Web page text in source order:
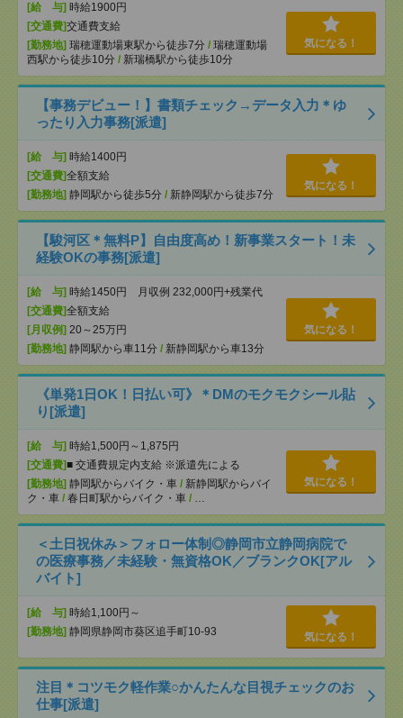
[給 与] 時給1900円
[交通費]交通費支給
[勤務地] 瑞穂運動場東駅から徒歩7分 / 瑞穂運動場
西駅から徒歩10分 / 新瑞橋駅から徒歩10分
気になる！
【事務デビュー！】書類チェック→データ入力＊ゆ
ったり入力事務[派遣]
[給 与] 時給1400円
[交通費]全額支給
[勤務地] 静岡駅から徒歩5分 / 新静岡駅から徒歩7分
気になる！
【駿河区＊無料P】自由度高め！新事業スタート！未
経験OKの事務[派遣]
[給 与] 時給1450円 月収例 232,000円+残業代
[交通費]全額支給
[月収例] 20～25万円
[勤務地] 静岡駅から車11分 / 新静岡駅から車13分
気になる！
《単発1日OK！日払い可》＊DMのモクモクシール貼
り[派遣]
[給 与] 時給1,500円～1,875円
[交通費]■ 交通費規定内支給 ※派遣先による
[勤務地] 静岡駅からバイク・車 / 新静岡駅からバイ
ク・車 / 春日町駅からバイク・車 / …
気になる！
＜土日祝休み＞フォロー体制◎静岡市立静岡病院で
の医療事務／未経験・無資格OK／ブランクOK[アル
バイト]
[給 与] 時給1,100円～
[勤務地] 静岡県静岡市葵区追手町10-93 気になる！
注目＊コツモク軽作業○かんたんな目視チェックのお
仕事[派遣]